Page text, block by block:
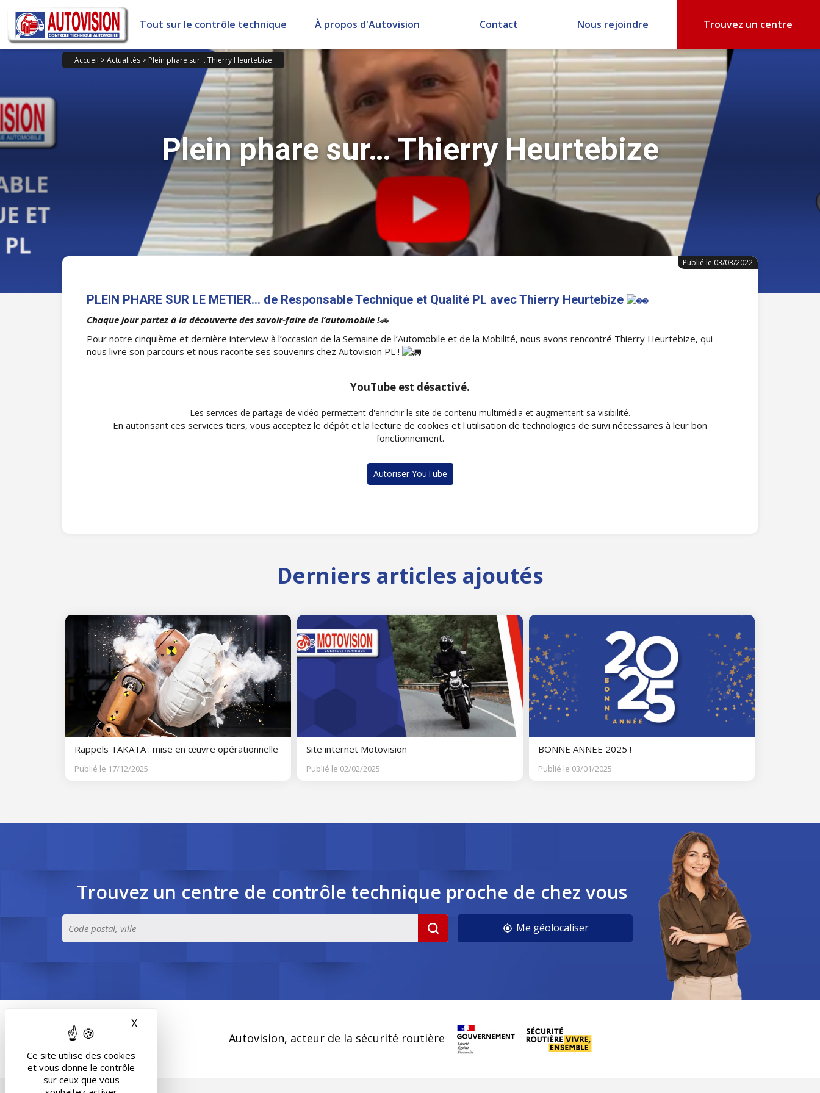
Panneau de gestion des cookies
Ce site utilise des cookies
et vous donne le contrôle
sur ceux que vous
X
Tout sur le contrôle technique À propos d'Autovision Contact Nous rejoindre Trouvez un centre
Accueil >Actualités > Plein phare sur… Thierry Heurtebize
Plein phare sur… Thierry Heurtebize
Publié le 03/03/2022
PLEIN PHARE SUR LE METIER… de Responsable Technique et Qualité PL avec Thierry Heurtebize
Chaque jour partez à la découverte des savoir-faire de l’automobile !🚗
Pour notre cinquième et dernière interview à l’occasion de la Semaine de l’Automobile et de la Mobilité, nous avons rencontré Thierry Heurtebize, qui
nous livre son parcours et nous raconte ses souvenirs chez Autovision PL !
YouTube est désactivé.
Les services de partage de vidéo permettent d'enrichir le site de contenu multimédia et augmentent sa visibilité.
En autorisant ces services tiers, vous acceptez le dépôt et la lecture de cookies et l'utilisation de technologies de suivi nécessaires à leur bon
fonctionnement.
Autoriser YouTube
Derniers articles ajoutés
Rappels TAKATA : mise en œuvre opérationnelle
Publié le 17/12/2025
Site internet Motovision
Publié le 02/02/2025
BONNE ANNEE 2025 !
Publié le 03/01/2025
Trouvez un centre de contrôle technique proche de chez vous
Me géolocaliser
Autovision, acteur de la sécurité routière